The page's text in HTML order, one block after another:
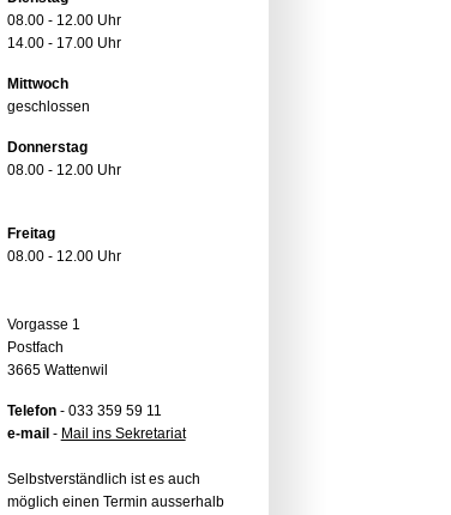
08.00 - 12.00 Uhr
14.00 - 17.00 Uhr
Mittwoch
geschlossen
Donnerstag
08.00 - 12.00 Uhr
Freitag
08.00 - 12.00 Uhr
Vorgasse 1
Postfach
3665 Wattenwil
Telefon- 033 359 59 11
e-mail - Mail ins Sekretariat
Selbstverständlich ist es auch
möglich einen Termin ausserhalb